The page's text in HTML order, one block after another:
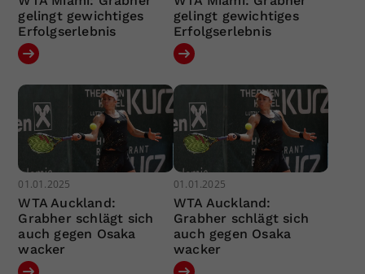
gelingt gewichtiges
Erfolgserlebnis
gelingt gewichtiges
Erfolgserlebnis
01.01.2025
WTA Auckland:
Grabher schlägt sich
auch gegen Osaka
wacker
01.01.2025
WTA Auckland:
Grabher schlägt sich
auch gegen Osaka
wacker